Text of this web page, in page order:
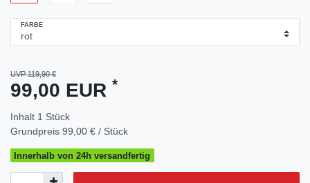
FARBE
UVP 119,90 €
99,00 EUR *
Inhalt 1 Stück
Grundpreis 99,00 € / Stück
Innerhalb von 24h versandfertig